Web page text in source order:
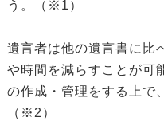
う。（※1）
遺言者は他の遺言書に比
や時間を減らすことが可
の作成・管理をする上で
（※2）